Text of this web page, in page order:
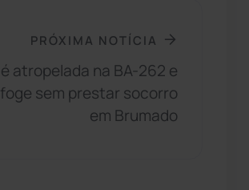
PRÓXIMA NOTÍCIA
atropelada na BA-262 e
sem prestar socorro
em Brumado